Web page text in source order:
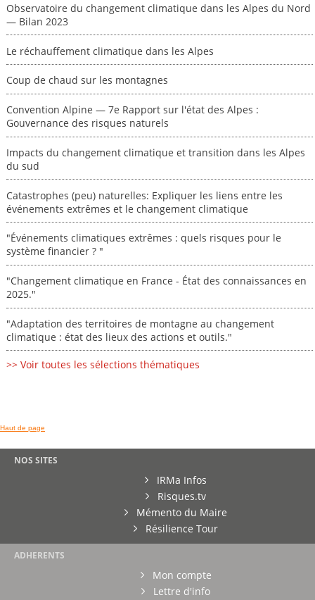
Observatoire du changement climatique dans les Alpes du Nord
— Bilan 2023
Le réchauffement climatique dans les Alpes
Coup de chaud sur les montagnes
Convention Alpine — 7e Rapport sur l'état des Alpes :
Gouvernance des risques naturels
Impacts du changement climatique et transition dans les Alpes
du sud
Catastrophes (peu) naturelles: Expliquer les liens entre les
événements extrêmes et le changement climatique
"Événements climatiques extrêmes : quels risques pour le
système financier ? "
"Changement climatique en France - État des connaissances en
2025."
"Adaptation des territoires de montagne au changement
climatique : état des lieux des actions et outils."
>> Voir toutes les sélections thématiques
Haut de page
NOS SITES
IRMa Infos
Risques.tv
Mémento du Maire
Résilience Tour
ADHERENTS
Mon compte
Lettre d'info